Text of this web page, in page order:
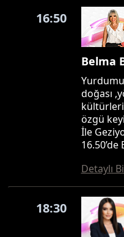
16:50
Belma
doğası
özgü
İle
Detaylı
18:30